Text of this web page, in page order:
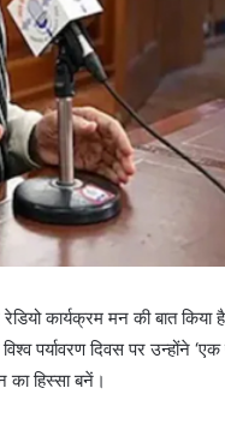
कार्यक्रम मन की बात किया
पर्यावरण दिवस पर उन्होंने
हिस्सा बनें।